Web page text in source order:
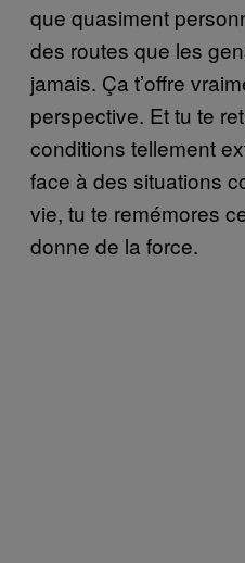
que quasiment
des routes que les
jamais. Ça t’offre
perspective. Et tu te
conditions tellement
face à des situations
vie, tu te remémores
donne de la force.